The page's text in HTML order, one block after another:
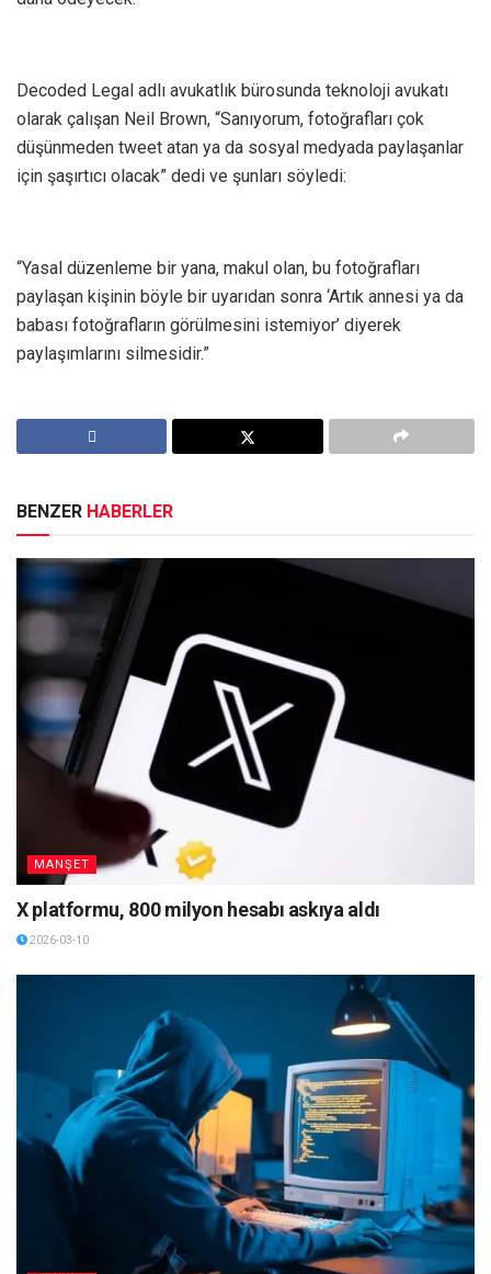
Decoded Legal adlı avukatlık bürosunda teknoloji avukatı
olarak çalışan Neil Brown, “Sanıyorum, fotoğrafları çok
düşünmeden tweet atan ya da sosyal medyada paylaşanlar
için şaşırtıcı olacak” dedi ve şunları söyledi:
“Yasal düzenleme bir yana, makul olan, bu fotoğrafları
paylaşan kişinin böyle bir uyarıdan sonra ‘Artık annesi ya da
babası fotoğrafların görülmesini istemiyor’ diyerek
paylaşımlarını silmesidir.”
BENZER HABERLER
MANŞET
X platformu, 800 milyon hesabı askıya aldı
2026-03-10